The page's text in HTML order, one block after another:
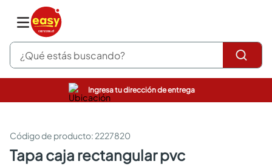
¿Qué estás buscando?
Ingresa tu dirección de entrega
: 2227820
tapa caja rectangular pvc
pinturas
sanitarios
comedor